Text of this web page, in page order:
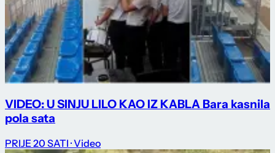
VIDEO: U SINJU LILO KAO IZ KABLA Bara kasnila
pola sata
PRIJE 20 SATI · Video